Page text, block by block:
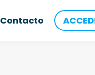
Contacto